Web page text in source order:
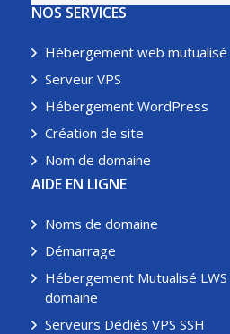
NOS SERVICES
Hébergement web mutualisé
Serveur VPS
Hébergement WordPress
Création de site
Nom de domaine
AIDE EN LIGNE
Noms de domaine
Démarrage
Hébergement Mutualisé
domaine
Serveurs Dédiés VPS SSH